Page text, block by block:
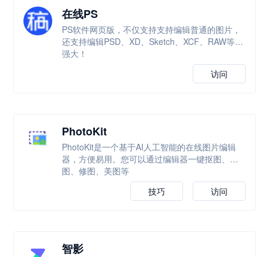
在线PS
PS软件网页版，不仅支持支持编辑普通的图片，
还支持编辑PSD、XD、Sketch、XCF、RAW等，
强大！
访问
PhotoKit
PhotoKit是一个基于AI人工智能的在线图片编辑
器，方便易用。您可以通过编辑器一键抠图、改
图、修图、美图等
访问
技巧
智影